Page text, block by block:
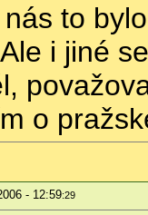
to
i jiné
o
- 12:59:29